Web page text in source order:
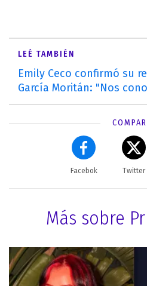
LEÉ TAMBIÉN
Emily Ceco confirmó su
García Moritán: "Nos
Facebok Twitter
Más sobre